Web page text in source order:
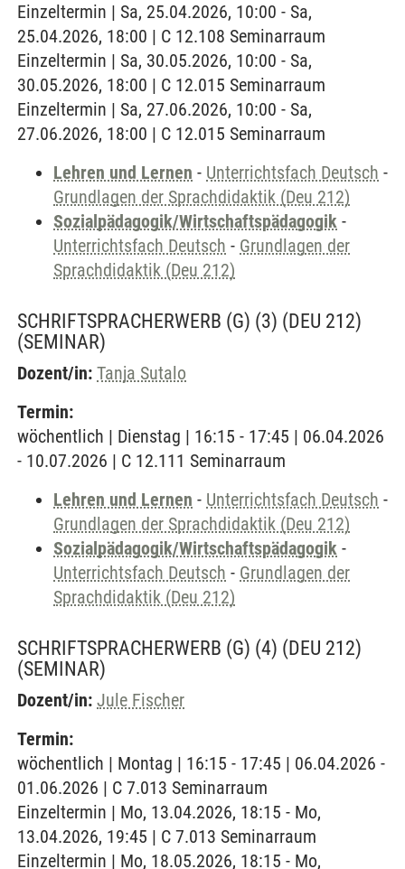
Einzeltermin | Sa, 25.04.2026, 10:00 - Sa,
25.04.2026, 18:00 | C 12.108 Seminarraum
Einzeltermin | Sa, 30.05.2026, 10:00 - Sa,
30.05.2026, 18:00 | C 12.015 Seminarraum
Einzeltermin | Sa, 27.06.2026, 10:00 - Sa,
27.06.2026, 18:00 | C 12.015 Seminarraum
Lehren und Lernen - Unterrichtsfach Deutsch -
Grundlagen der Sprachdidaktik (Deu 212)
Sozialpädagogik/Wirtschaftspädagogik -
Unterrichtsfach Deutsch - Grundlagen der
Sprachdidaktik (Deu 212)
SCHRIFTSPRACHERWERB (G) (3) (DEU 212)
(SEMINAR)
Dozent/in: Tanja Sutalo
Termin:
wöchentlich | Dienstag | 16:15 - 17:45 | 06.04.2026
- 10.07.2026 | C 12.111 Seminarraum
Lehren und Lernen - Unterrichtsfach Deutsch -
Grundlagen der Sprachdidaktik (Deu 212)
Sozialpädagogik/Wirtschaftspädagogik -
Unterrichtsfach Deutsch - Grundlagen der
Sprachdidaktik (Deu 212)
SCHRIFTSPRACHERWERB (G) (4) (DEU 212)
(SEMINAR)
Dozent/in: Jule Fischer
Termin:
wöchentlich | Montag | 16:15 - 17:45 | 06.04.2026 -
01.06.2026 | C 7.013 Seminarraum
Einzeltermin | Mo, 13.04.2026, 18:15 - Mo,
13.04.2026, 19:45 | C 7.013 Seminarraum
Einzeltermin | Mo, 18.05.2026, 18:15 - Mo,